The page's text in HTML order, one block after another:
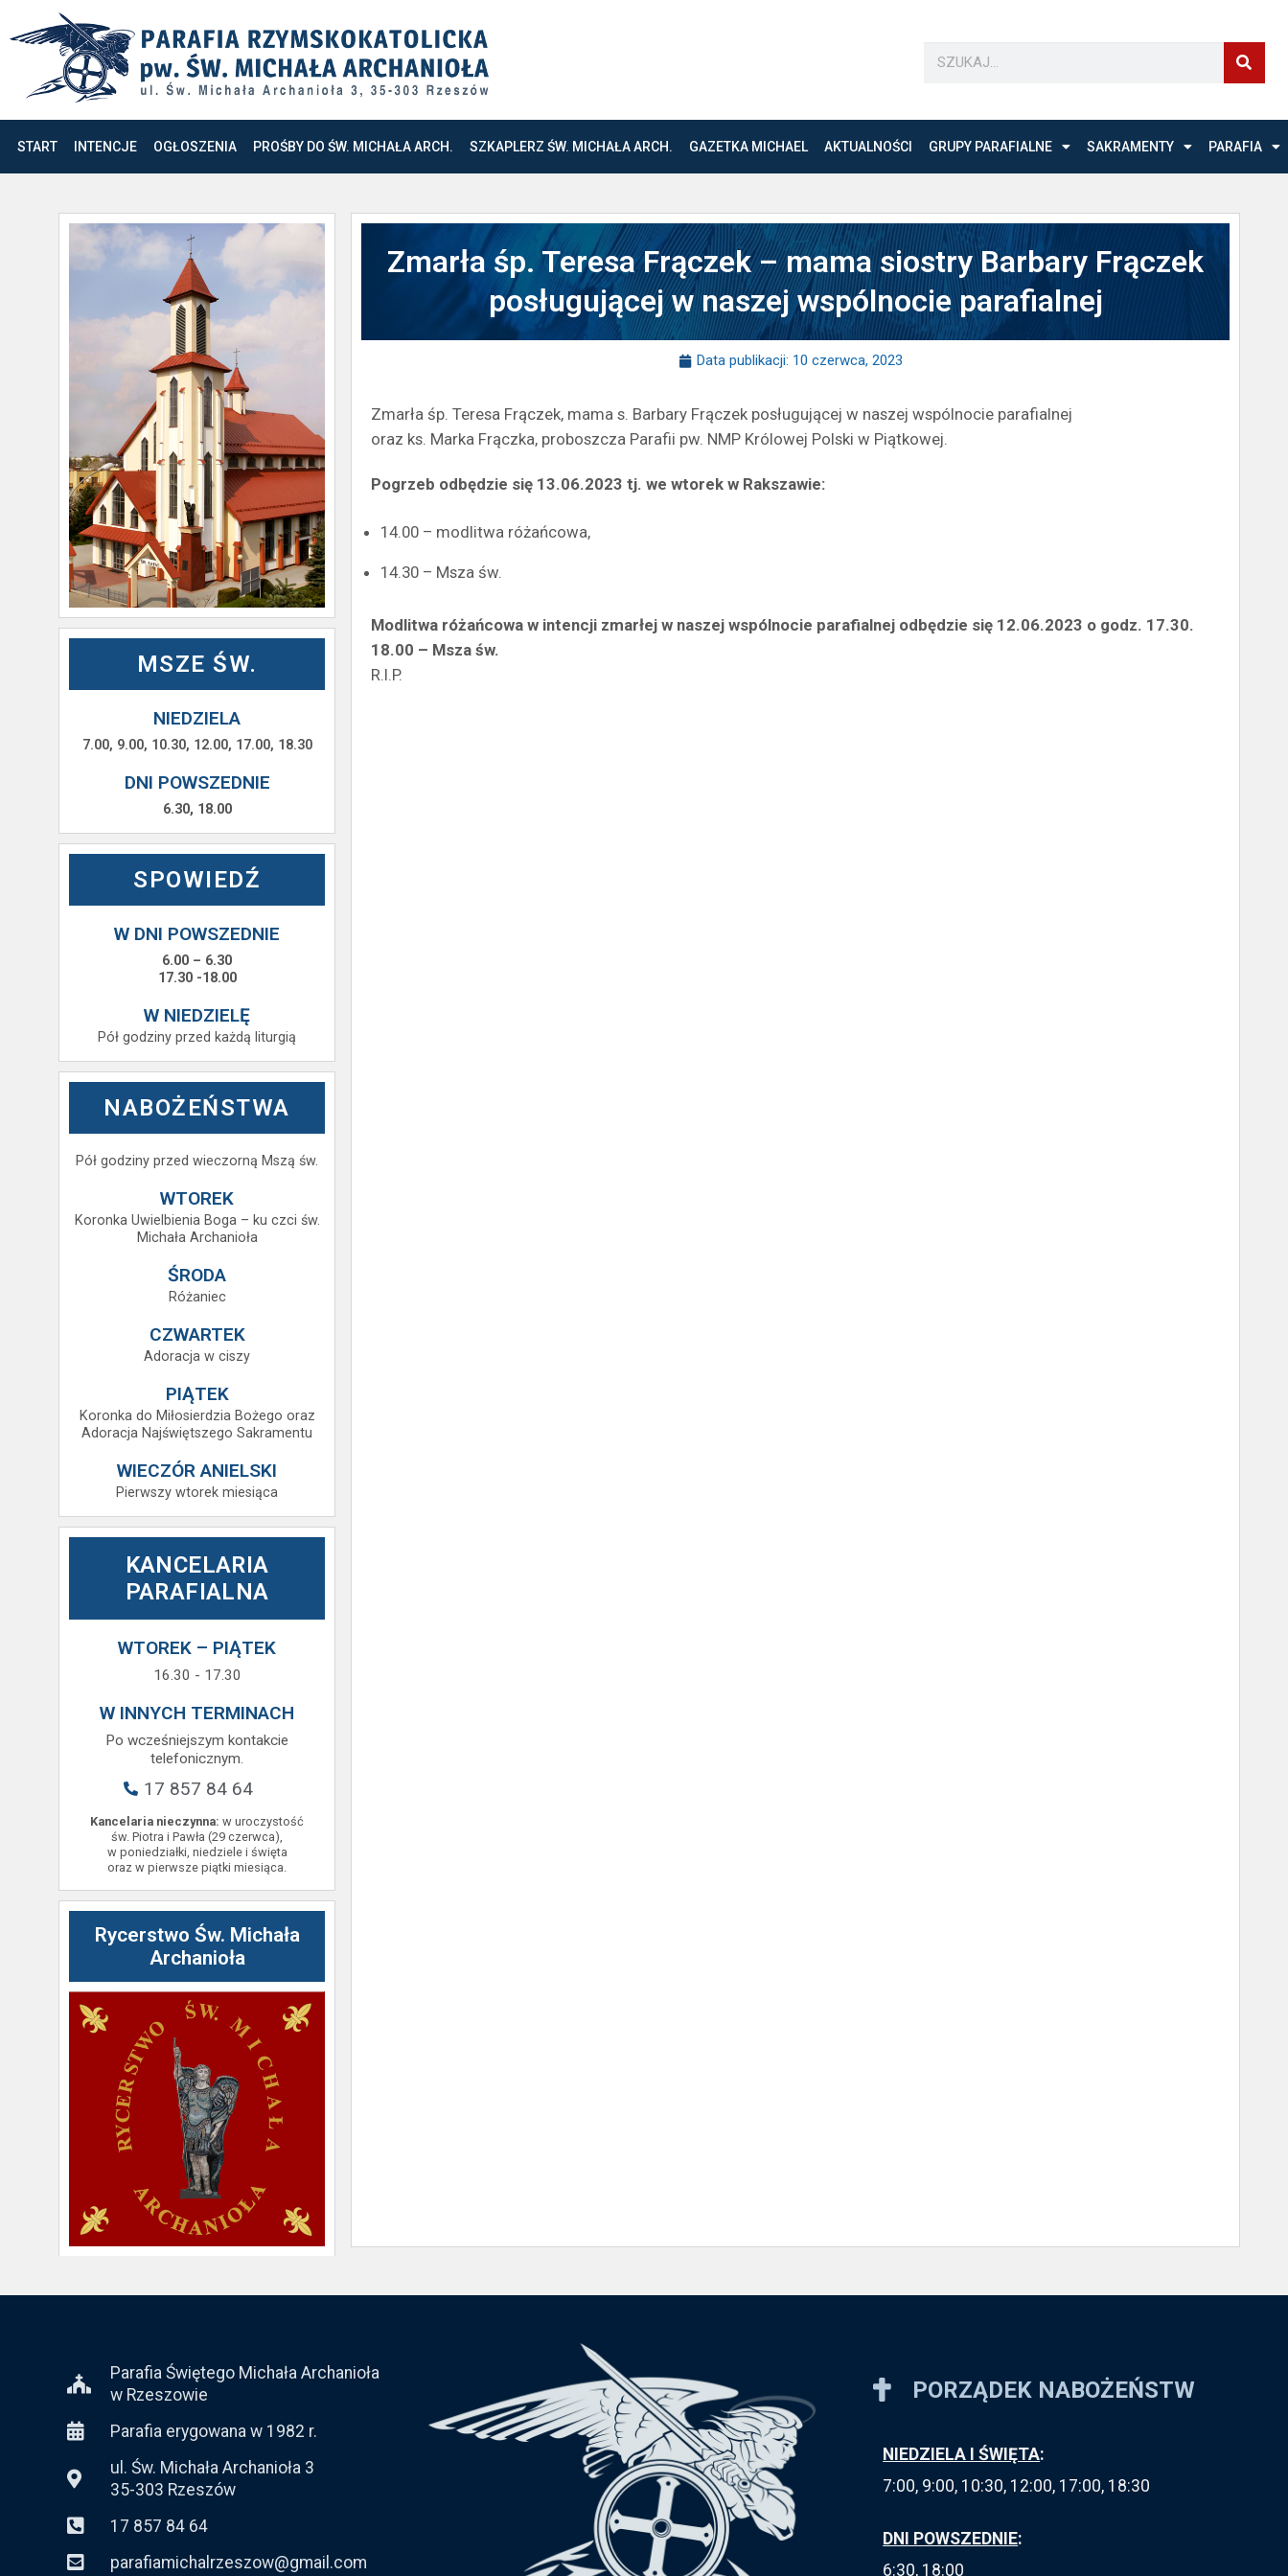
START INTENCJE OGŁOSZENIA PROŚBY DO ŚW. MICHAŁA ARCH. SZKAPLERZ ŚW. MICHAŁA ARCH. GAZETKA MICHAEL AKTUALNOŚCI GRUPY PARAFIALNE SAKRAMENTY PARAFIA
MSZE ŚW.
NIEDZIELA
7.00, 9.00, 10.30, 12.00, 17.00, 18.30
DNI POWSZEDNIE
6.30, 18.00
SPOWIEDŹ
W DNI POWSZEDNIE
6.00 – 6.30
17.30 -18.00
W NIEDZIELĘ
Pół godziny przed każdą liturgią
NABOŻEŃSTWA
Pół godziny przed wieczorną Mszą św.
WTOREK
Koronka Uwielbienia Boga – ku czci św.
Michała Archanioła
ŚRODA
Różaniec
CZWARTEK
Adoracja w ciszy
PIĄTEK
Koronka do Miłosierdzia Bożego oraz
Adoracja Najświętszego Sakramentu
WIECZÓR ANIELSKI
Pierwszy wtorek miesiąca
KANCELARIA
PARAFIALNA
WTOREK – PIĄTEK
16.30 - 17.30
W INNYCH TERMINACH
Po wcześniejszym kontakcie
telefonicznym.
17 857 84 64
Kancelaria nieczynna: w uroczystość
św. Piotra i Pawła (29 czerwca),
w poniedziałki, niedziele i święta
oraz w pierwsze piątki miesiąca.
Rycerstwo Św. Michała
Archanioła
Zmarła śp. Teresa Frączek – mama siostry Barbary Frączek
posługującej w naszej wspólnocie parafialnej
Data publikacji: 10 czerwca, 2023
Zmarła śp. Teresa Frączek, mama s. Barbary Frączek posługującej w naszej wspólnocie parafialnej
oraz ks. Marka Frączka, proboszcza Parafii pw. NMP Królowej Polski w Piątkowej.
Pogrzeb odbędzie się 13.06.2023 tj. we wtorek w Rakszawie:
14.00 – modlitwa różańcowa,
14.30 – Msza św.
Modlitwa różańcowa w intencji zmarłej w naszej wspólnocie parafialnej odbędzie się 12.06.2023 o godz. 17.30.
18.00 – Msza św.
R.I.P.
Parafia Świętego Michała Archanioła
w Rzeszowie
Parafia erygowana w 1982 r.
ul. Św. Michała Archanioła 3
35-303 Rzeszów
17 857 84 64
parafiamichalrzeszow@gmail.com
PORZĄDEK NABOŻEŃSTW
NIEDZIELA I ŚWIĘTA:
7:00, 9:00, 10:30, 12:00, 17:00, 18:30
DNI POWSZEDNIE:
6:30, 18:00